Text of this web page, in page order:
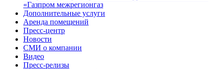
«Газпром межрегионгаз
Дополнительные услуги
Аренда помещений
Пресс-центр
Новости
СМИ о компании
Видео
Пресс-релизы